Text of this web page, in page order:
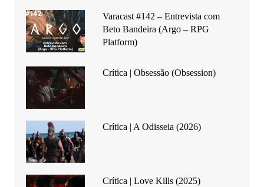
Varacast #142 – Entrevista com
Beto Bandeira (Argo – RPG
Platform)
Crítica | Obsessão (Obsession)
Crítica | A Odisseia (2026)
Crítica | Love Kills (2025)